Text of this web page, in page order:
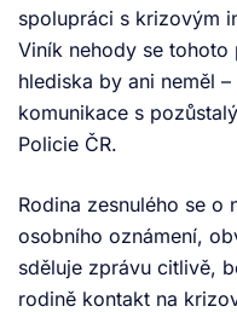
spolupráci s krizovým
Viník nehody se tohoto
hlediska by ani neměl
komunikace s
Policie ČR.
Rodina zesnulého se
osobního oznámení,
sděluje zprávu citlivě,
rodině kontakt na